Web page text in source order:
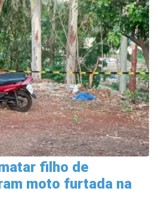
filho de
moto furtada na